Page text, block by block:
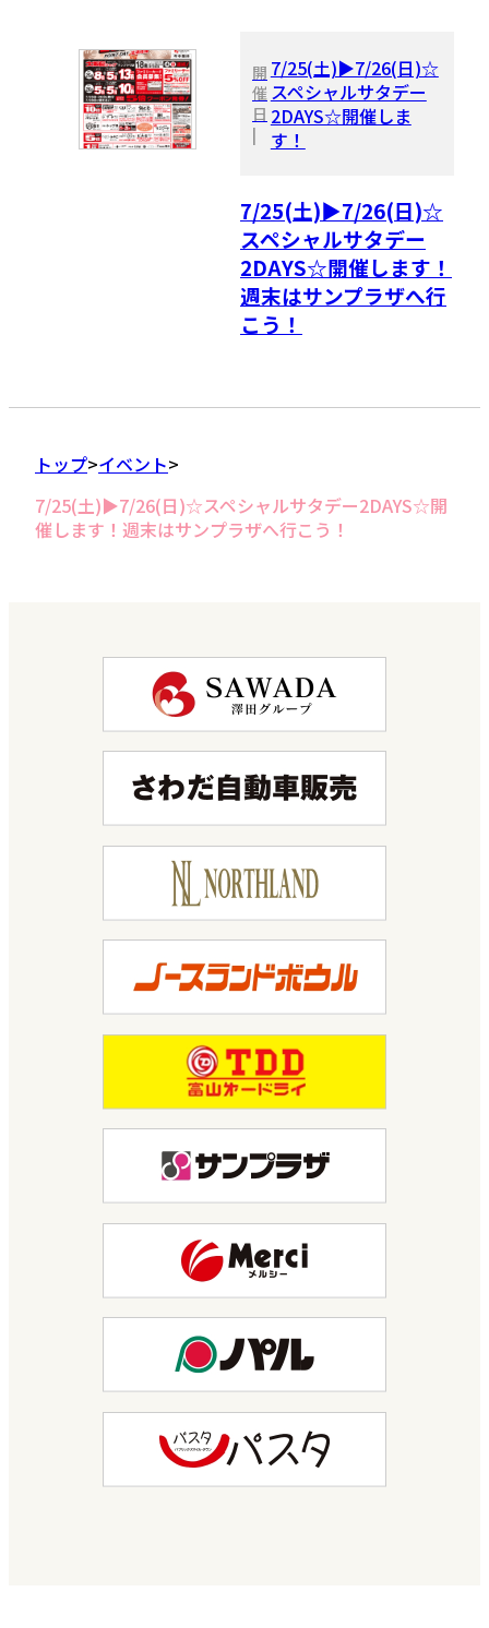
開
催
日
|
7/25(土)▶7/26(日)☆
スペシャルサタデー
2DAYS☆開催しま
す！
7/25(土)▶7/26(日)☆
スペシャルサタデー
2DAYS☆開催します！
週末はサンプラザへ行
こう！
トップ イベント
7/25(土)▶7/26(日)☆スペシャルサタデー2DAYS☆開
催します！週末はサンプラザへ行こう！